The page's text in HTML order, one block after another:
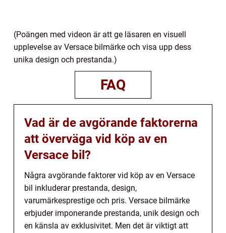
(Poängen med videon är att ge läsaren en visuell
upplevelse av Versace bilmärke och visa upp dess
unika design och prestanda.)
FAQ
Vad är de avgörande faktorerna
att överväga vid köp av en
Versace bil?
Några avgörande faktorer vid köp av en Versace
bil inkluderar prestanda, design,
varumärkesprestige och pris. Versace bilmärke
erbjuder imponerande prestanda, unik design och
en känsla av exklusivitet. Men det är viktigt att